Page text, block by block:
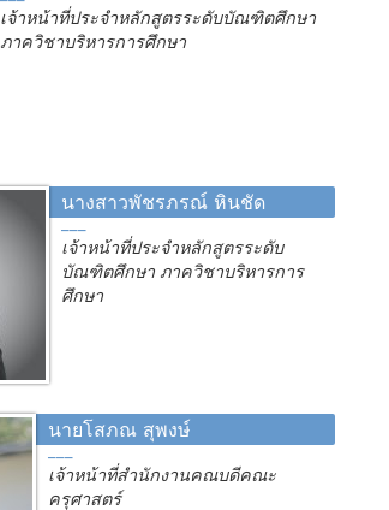
เจ้าหน้าที่ประจำหลักสูตรระดับบัณฑิตศึกษา
ภาควิชาบริหารการศึกษา
นางสาวพัชรภรณ์ หินชัด
เจ้าหน้าที่ประจำหลักสูตรระดับ
บัณฑิตศึกษา ภาควิชาบริหารการ
ศึกษา
นายโสภณ สุพงษ์
เจ้าหน้าที่สำนักงานคณบดีคณะ
ครุศาสตร์